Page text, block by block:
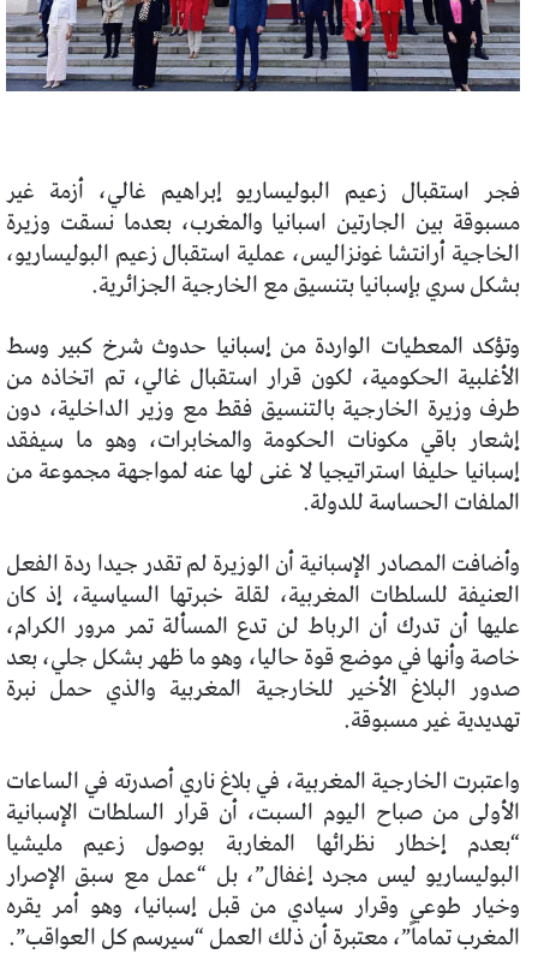
فجر استقبال زعيم البوليساريو إبراهيم غالي، أزمة غير
مسبوقة بين الجارتين اسبانيا والمغرب، بعدما نسقت وزيرة
الخاجية أرانتشا غونزاليس، عملية استقبال زعيم البوليساريو،
بشكل سري بإسبانيا بتنسيق مع الخارجية الجزائرية.
وتؤكد المعطيات الواردة من إسبانيا حدوث شرخ كبير وسط
الأغلبية الحكومية، لكون قرار استقبال غالي، تم اتخاذه من
طرف وزيرة الخارجية بالتنسيق فقط مع وزير الداخلية، دون
إشعار باقي مكونات الحكومة والمخابرات، وهو ما سيفقد
إسبانيا حليفا استراتيجيا لا غنى لها عنه لمواجهة مجموعة من
الملفات الحساسة للدولة.
وأضافت المصادر الإسبانية أن الوزيرة لم تقدر جيدا ردة الفعل
العنيفة للسلطات المغربية، لقلة خبرتها السياسية، إذ كان
عليها أن تدرك أن الرباط لن تدع المسألة تمر مرور الكرام،
خاصة وأنها في موضع قوة حاليا، وهو ما ظهر بشكل جلي، بعد
صدور البلاغ الأخير للخارجية المغربية والذي حمل نبرة
تهديدية غير مسبوقة.
واعتبرت الخارجية المغربية، في بلاغ ناري أصدرته في الساعات
الأولى من صباح اليوم السبت، أن قرار السلطات الإسبانية
“بعدم إخطار نظرائها المغاربة بوصول زعيم مليشيا
البوليساريو ليس مجرد إغفال”، بل “عمل مع سبق الإصرار
وخيار طوعي وقرار سيادي من قبل إسبانيا، وهو أمر يقره
المغرب تماماً”، معتبرة أن ذلك العمل “سيرسم كل العواقب”.